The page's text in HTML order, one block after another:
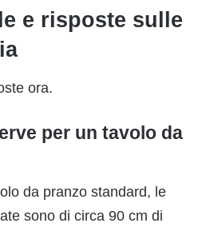
e risposte sulle
ora.
per un tavolo da
da pranzo standard, le
sono di circa 90 cm di